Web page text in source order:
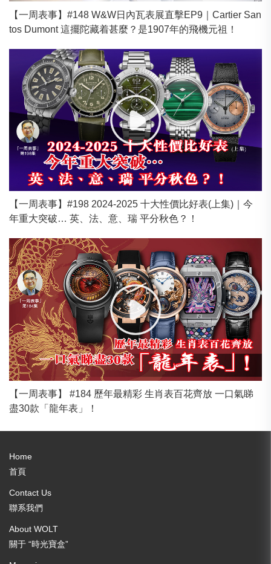
【一周表事】#148 W&W日內瓦表展直擊EP9｜Cartier San
tos Dumont 這擺陀藏着甚麼？是1907年的飛機元祖！
【一周表事】#198 2024-2025 十大性價比好表(上集)｜今
年重大突破… 英、法、意、瑞 平分秋色？！
【一周表事】 #184 歷年最精彩 生肖表百花齊放 一口氣睇
盡30款「龍年表」！
Home
首頁
Contact Us
聯系我們
About WOLT
關于 “時光寶盒”